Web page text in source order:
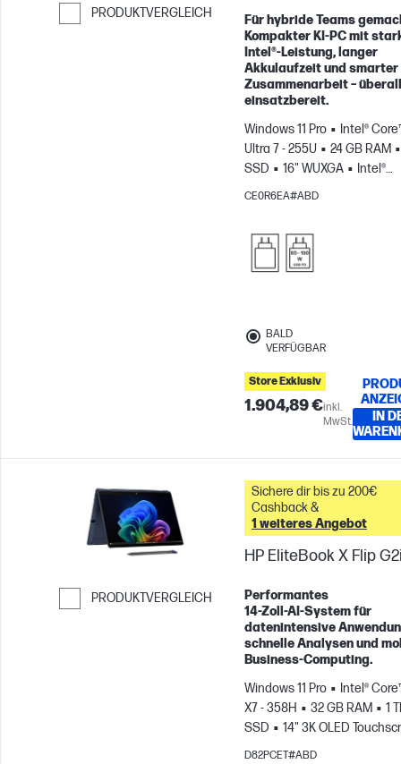
PRODUKTVERGLEICH
Weiter zum Vergleichen
Für hybride Teams
Kompakter KI-PC mit
Intel®-Leistung, langer
Akkulaufzeit und smarter
Zusammenarbeit – überall
einsatzbereit.
Windows 11 Pro
Intel®
Ultra 7 - 255U
24 GB RAM
SSD
16" WUXGA
Intel®
Grafikkarte
CE0R6EA#ABD
BALD
VERFÜGBAR
Store Exklusiv
1.904,89 €inkl.
MwSt.
IN
PRODUKTVERGLEICH
Weiter zum Vergleichen
Sichere dir bis zu 200€
Cashback &
1 weiteres Angebot
HP EliteBook X Flip
Performantes
14‑Zoll‑AI‑System für
datenintensive
schnelle Analysen und
Business‑Computing.
Windows 11 Pro
Intel®
X7 - 358H
32 GB RAM
1
SSD
14" 3K OLED
120Hz
Intel® Arc™ B390-
D82PCET#ABD